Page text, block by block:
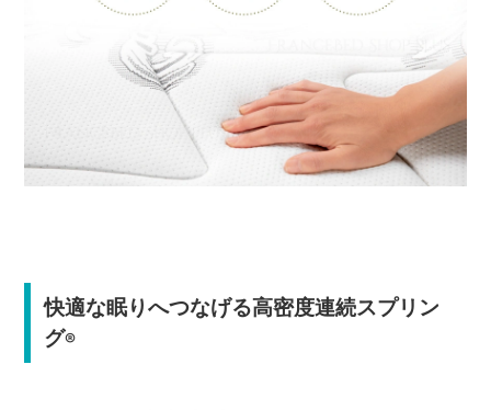
快適な眠りへつなげる高密度連続スプリン
グ®